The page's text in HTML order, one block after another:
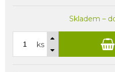
Skladem –
ks